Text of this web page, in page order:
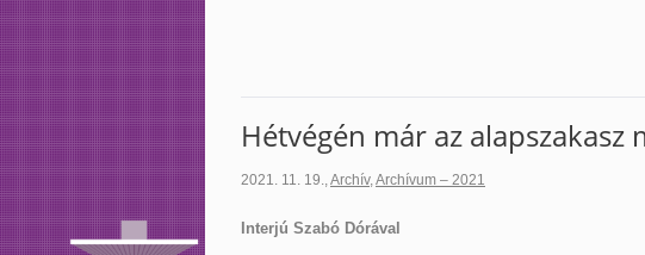
Hétvégén már az
2021. 11. 19.,Archív,Archívum – 2021
Interjú Szabó Dórával